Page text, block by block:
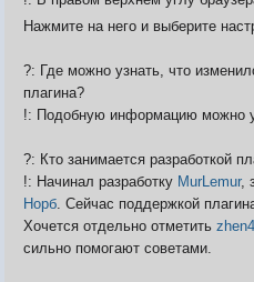
Нажмите на него и выберите
?: Где можно узнать, что
плагина?
!: Подобную информацию можно
?: Кто занимается разработкой
!: Начинал разработку MurLemur,
Норб . Сейчас поддержкой
Хочется отдельно отметить
сильно помогают советами.